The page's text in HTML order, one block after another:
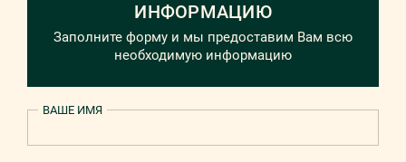
ИНФОРМАЦИЮ
Заполните форму и мы предоставим Вам всю
необходимую информацию
ВАШЕ ИМЯ